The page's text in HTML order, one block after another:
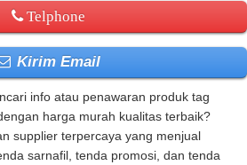
Telphone
Kirim Email
info atau penawaran produk tag
harga murah kualitas terbaik?
supplier terpercaya yang menjual
sarnafil, tenda promosi, dan tenda